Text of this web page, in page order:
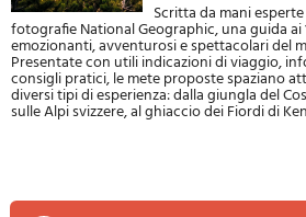
Scritta da mani
fotografie National Geographic, una guida
emozionanti, avventurosi e spettacolari del
Presentate con utili indicazioni di viaggio,
consigli pratici, le mete proposte spaziano
diversi tipi di esperienza: dalla giungla del
sulle Alpi svizzere, al ghiaccio dei Fiordi di